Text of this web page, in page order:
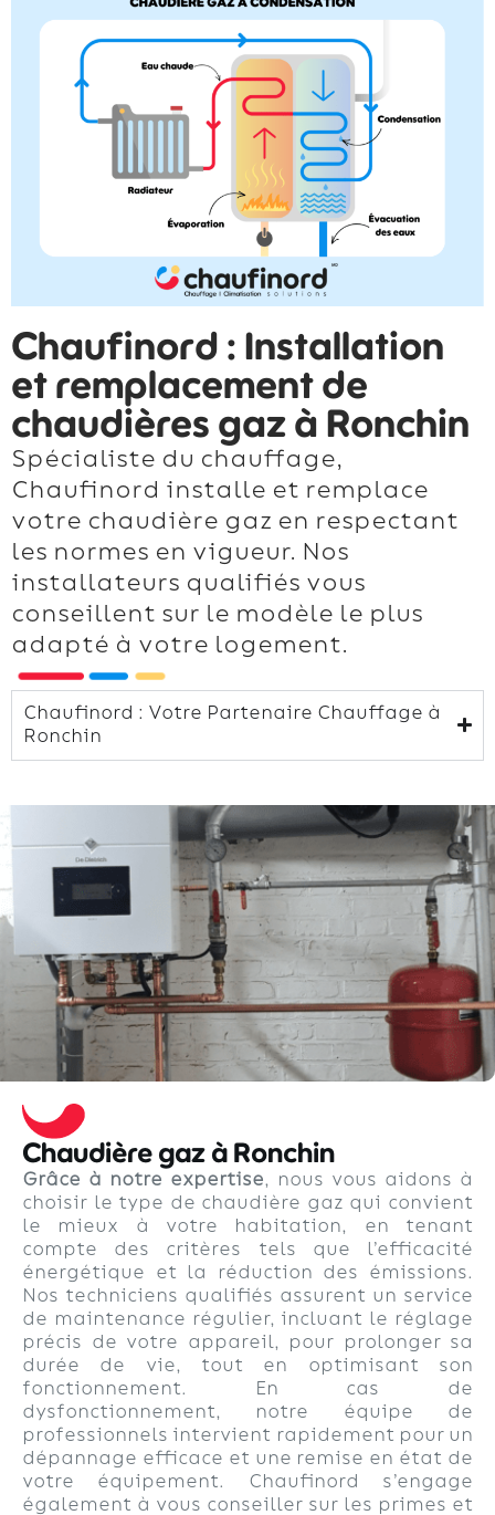
Chaufinord : Installation
et remplacement de
chaudières gaz à Ronchin
Spécialiste du chauffage,
Chaufinord installe et remplace
votre chaudière gaz en respectant
les normes en vigueur. Nos
installateurs qualifiés vous
conseillent sur le modèle le plus
adapté à votre logement.
Chaufinord : Votre Partenaire Chauffage à
Ronchin
Chaudière gaz à Ronchin
Grâce à notre expertise, nous vous aidons à
choisir le type de chaudière gaz qui convient
le mieux à votre habitation, en tenant
compte des critères tels que l’efficacité
énergétique et la réduction des émissions.
Nos techniciens qualifiés assurent un service
de maintenance régulier, incluant le réglage
précis de votre appareil, pour prolonger sa
durée de vie, tout en optimisant son
fonctionnement. En cas de
dysfonctionnement, notre équipe de
professionnels intervient rapidement pour un
dépannage efficace et une remise en état de
votre équipement. Chaufinord s’engage
également à vous conseiller sur les primes et